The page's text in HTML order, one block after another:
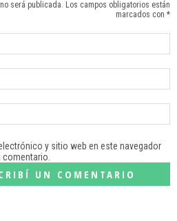
será publicada. Los campos obligatorios están
marcados con *
y sitio web en este navegador
comentario.